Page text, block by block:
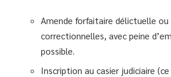
Amende forfaitaire délictuelle
correctionnelles, avec peine
possible.
Inscription au casier judiciaire (ce